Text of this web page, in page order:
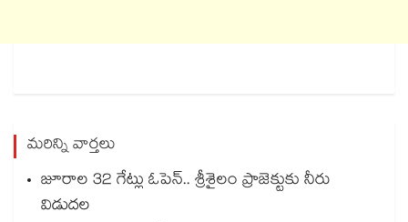
మరిన్ని వార్తలు
జూరాల 32 గేట్లు ఓపెన్.. శ్రీశైలం ప్రాజెక్టుకు నీరు
విడుదల